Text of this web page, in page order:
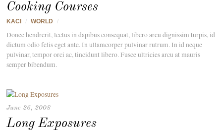
Cooking Courses
KACI / WORLD /
Donec hendrerit, lectus in dapibus consequat, libero arcu dignissim turpis, id
dictum odio felis eget ante. In ullamcorper pulvinar rutrum. In id neque
pulvinar, tempor orci ac, tincidunt libero. Fusce ultricies arcu at mauris
semper bibendum.
June 26, 2008
Long Exposures